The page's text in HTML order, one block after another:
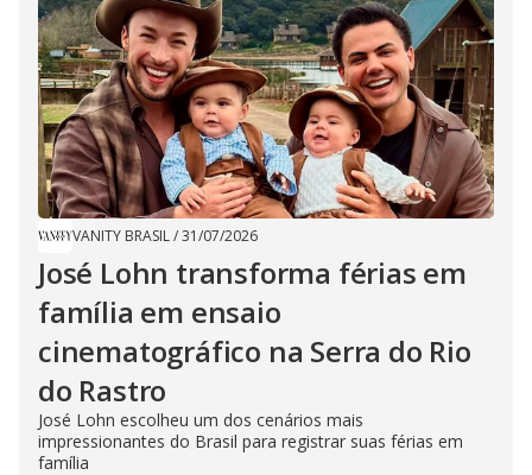
VANITY BRASIL/31/07/2026
José Lohn transforma férias em
família em ensaio
cinematográfico na Serra do Rio
do Rastro
José Lohn escolheu um dos cenários mais
impressionantes do Brasil para registrar suas férias em
família